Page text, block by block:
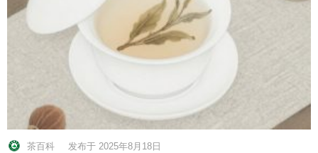
茶百科 发布于 2025年8月18日